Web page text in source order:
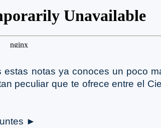
notas ya conoces un poco
peculiar que te ofrece entre el
►